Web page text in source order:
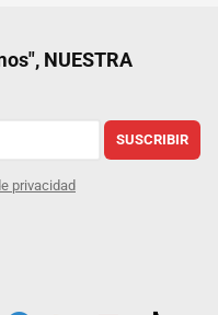
NUESTRA
SUSCRIBIR
privacidad